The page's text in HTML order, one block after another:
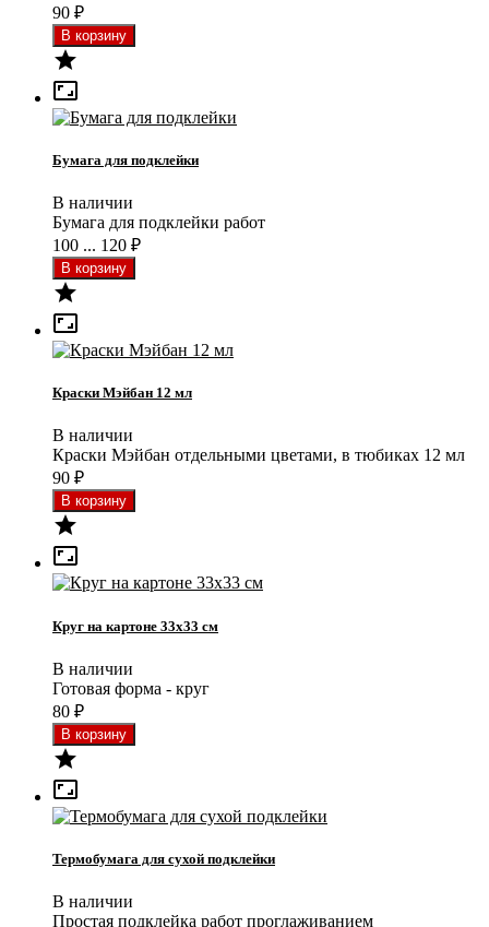
90 ₽


Бумага для подклейки
В наличии
Бумага для подклейки работ
100 ... 120 ₽


Краски Мэйбан 12 мл
В наличии
Краски Мэйбан отдельными цветами, в тюбиках 12 мл
90 ₽


Круг на картоне 33x33 см
В наличии
Готовая форма - круг
80 ₽


Термобумага для сухой подклейки
В наличии
Простая подклейка работ проглаживанием